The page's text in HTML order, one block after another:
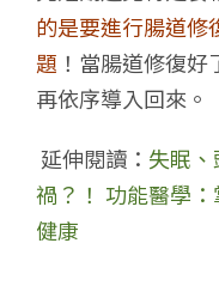
的是要進行腸道修
題 ！當腸道修復
再依序導入回來。
延伸閱讀： 失眠
禍？！ 功能醫學
健康